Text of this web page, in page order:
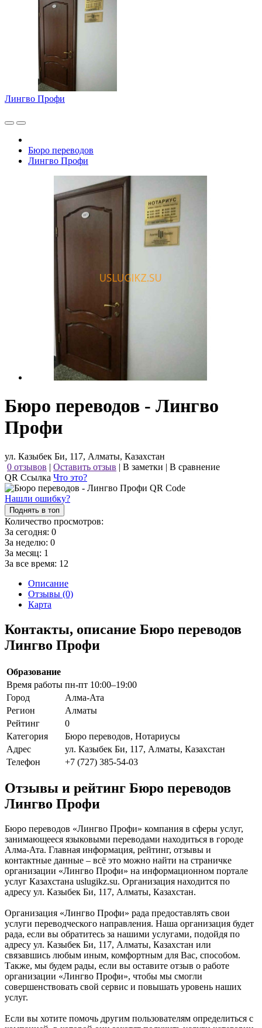
Лингво Профи
Бюро переводов
Лингво Профи
Бюро переводов - Лингво
Профи
ул. Казыбек Би, 117, Алматы, Казахстан
0 отзывов | Оставить отзыв | В заметки | В сравнение
QR Ссылка Что это?
Нашли ошибку?
Поднять в топ
Количество просмотров:
За сегодня: 0
За неделю: 0
За месяц: 1
За все время: 12
Описание
Отзывы (0)
Карта
Контакты, описание Бюро переводов
Лингво Профи
Образование
Время работы пн-пт 10:00–19:00
Город
Алма-Ата
Регион
Алматы
Рейтинг
0
Категория
Бюро переводов, Нотариусы
Адрес
ул. Казыбек Би, 117, Алматы, Казахстан
Телефон
+7 (727) 385-54-03
Отзывы и рейтинг Бюро переводов
Лингво Профи
Бюро переводов «Лингво Профи» компания в сферы услуг,
занимающееся языковыми переводами находиться в городе
Алма-Ата. Главная информация, рейтинг, отзывы и
контактные данные – всё это можно найти на страничке
организации «Лингво Профи» на информационном портале
услуг Казахстана uslugikz.su. Организация находится по
адресу ул. Казыбек Би, 117, Алматы, Казахстан.
Организация «Лингво Профи» рада предоставлять свои
услуги переводческого направления. Наша организация будет
рада, если вы обратитесь за нашими услугами, подойдя по
адресу ул. Казыбек Би, 117, Алматы, Казахстан или
связавшись любым иным, комфортным для Вас, способом.
Также, мы будем рады, если вы оставите отзыв о работе
организации «Лингво Профи», чтобы мы смогли
совершенствовать свой сервис и повышать уровень наших
услуг.
Если вы хотите помочь другим пользователям определиться с